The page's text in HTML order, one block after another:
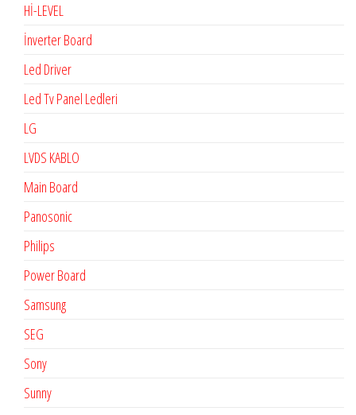
Hİ-LEVEL
İnverter Board
Led Driver
Led Tv Panel Ledleri
LG
LVDS KABLO
Main Board
Panosonic
Philips
Power Board
Samsung
SEG
Sony
Sunny